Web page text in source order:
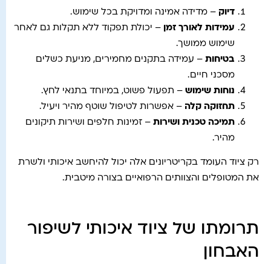
דיוק – מדידה אמינה ומדויקת בכל שימוש.
עמידות לאורך זמן – יכולת תפקוד ללא תקלות גם לאחר
שימוש ממושך.
בטיחות – עמידה בתקנים מחמירים, מניעת כשלים
מסכני חיים.
נוחות שימוש – תפעול פשוט, במיוחד בתנאי לחץ.
תחזוקה קלה – אפשרות לטיפול שוטף מהיר ויעיל.
תמיכה טכנית ושירות – זמינות חלפים ושירות תיקונים
מהיר.
רק ציוד העומד בקריטריונים אלה יכול להיחשב איכותי ולשרת
את המטופלים והצוותים הרפואיים בצורה מיטבית.
תרומתו של ציוד איכותי לשיפור
האבחון